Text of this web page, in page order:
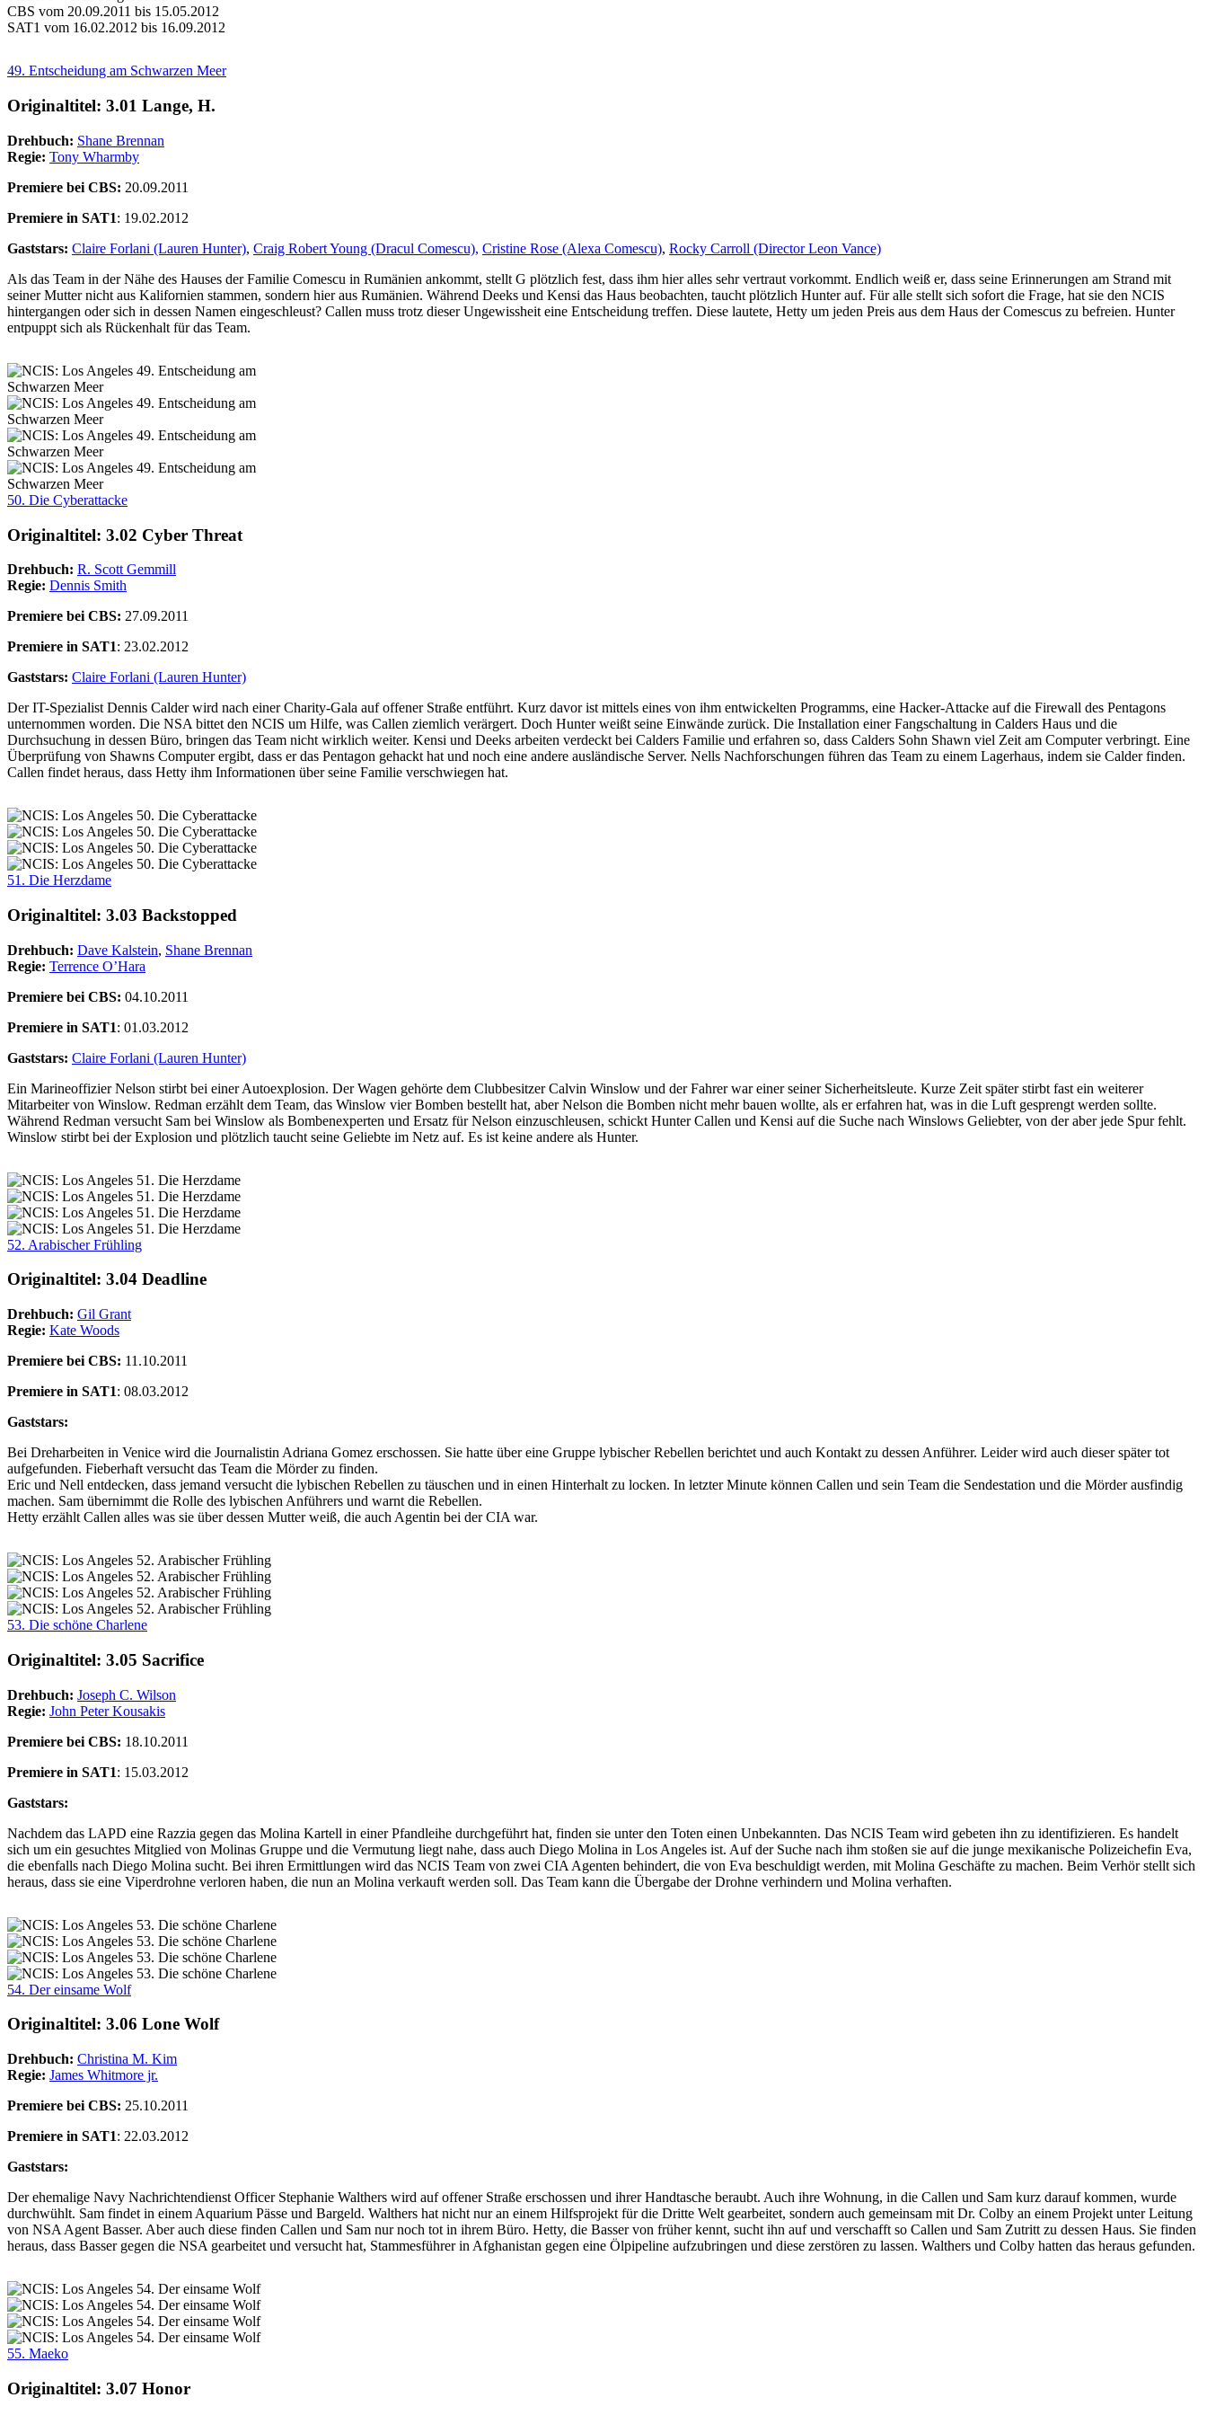
CBS vom 20.09.2011 bis 15.05.2012
SAT1 vom 16.02.2012 bis 16.09.2012
49. Entscheidung am Schwarzen Meer
Originaltitel: 3.01 Lange, H.
Drehbuch: Shane Brennan
Regie: Tony Wharmby
Premiere bei CBS: 20.09.2011
Premiere in SAT1: 19.02.2012
Gaststars: Claire Forlani (Lauren Hunter), Craig Robert Young (Dracul Comescu), Cristine Rose (Alexa Comescu), Rocky Carroll (Director Leon Vance)
Als das Team in der Nähe des Hauses der Familie Comescu in Rumänien ankommt, stellt G plötzlich fest, dass ihm hier alles sehr vertraut vorkommt. Endlich weiß er, dass seine Erinnerungen am Strand mit
seiner Mutter nicht aus Kalifornien stammen, sondern hier aus Rumänien. Während Deeks und Kensi das Haus beobachten, taucht plötzlich Hunter auf. Für alle stellt sich sofort die Frage, hat sie den NCIS
hintergangen oder sich in dessen Namen eingeschleust? Callen muss trotz dieser Ungewissheit eine Entscheidung treffen. Diese lautete, Hetty um jeden Preis aus dem Haus der Comescus zu befreien. Hunter
entpuppt sich als Rückenhalt für das Team.
50. Die Cyberattacke
Originaltitel: 3.02 Cyber Threat
Drehbuch: R. Scott Gemmill
Regie: Dennis Smith
Premiere bei CBS: 27.09.2011
Premiere in SAT1: 23.02.2012
Gaststars: Claire Forlani (Lauren Hunter)
Der IT-Spezialist Dennis Calder wird nach einer Charity-Gala auf offener Straße entführt. Kurz davor ist mittels eines von ihm entwickelten Programms, eine Hacker-Attacke auf die Firewall des Pentagons
unternommen worden. Die NSA bittet den NCIS um Hilfe, was Callen ziemlich verärgert. Doch Hunter weißt seine Einwände zurück. Die Installation einer Fangschaltung in Calders Haus und die
Durchsuchung in dessen Büro, bringen das Team nicht wirklich weiter. Kensi und Deeks arbeiten verdeckt bei Calders Familie und erfahren so, dass Calders Sohn Shawn viel Zeit am Computer verbringt. Eine
Überprüfung von Shawns Computer ergibt, dass er das Pentagon gehackt hat und noch eine andere ausländische Server. Nells Nachforschungen führen das Team zu einem Lagerhaus, indem sie Calder finden.
Callen findet heraus, dass Hetty ihm Informationen über seine Familie verschwiegen hat.
51. Die Herzdame
Originaltitel: 3.03 Backstopped
Drehbuch: Dave Kalstein, Shane Brennan
Regie: Terrence O’Hara
Premiere bei CBS: 04.10.2011
Premiere in SAT1: 01.03.2012
Gaststars: Claire Forlani (Lauren Hunter)
Ein Marineoffizier Nelson stirbt bei einer Autoexplosion. Der Wagen gehörte dem Clubbesitzer Calvin Winslow und der Fahrer war einer seiner Sicherheitsleute. Kurze Zeit später stirbt fast ein weiterer
Mitarbeiter von Winslow. Redman erzählt dem Team, das Winslow vier Bomben bestellt hat, aber Nelson die Bomben nicht mehr bauen wollte, als er erfahren hat, was in die Luft gesprengt werden sollte.
Während Redman versucht Sam bei Winslow als Bombenexperten und Ersatz für Nelson einzuschleusen, schickt Hunter Callen und Kensi auf die Suche nach Winslows Geliebter, von der aber jede Spur fehlt.
Winslow stirbt bei der Explosion und plötzlich taucht seine Geliebte im Netz auf. Es ist keine andere als Hunter.
52. Arabischer Frühling
Originaltitel: 3.04 Deadline
Drehbuch: Gil Grant
Regie: Kate Woods
Premiere bei CBS: 11.10.2011
Premiere in SAT1: 08.03.2012
Gaststars:
Bei Dreharbeiten in Venice wird die Journalistin Adriana Gomez erschossen. Sie hatte über eine Gruppe lybischer Rebellen berichtet und auch Kontakt zu dessen Anführer. Leider wird auch dieser später tot
aufgefunden. Fieberhaft versucht das Team die Mörder zu finden.
Eric und Nell entdecken, dass jemand versucht die lybischen Rebellen zu täuschen und in einen Hinterhalt zu locken. In letzter Minute können Callen und sein Team die Sendestation und die Mörder ausfindig
machen. Sam übernimmt die Rolle des lybischen Anführers und warnt die Rebellen.
Hetty erzählt Callen alles was sie über dessen Mutter weiß, die auch Agentin bei der CIA war.
53. Die schöne Charlene
Originaltitel: 3.05 Sacrifice
Drehbuch: Joseph C. Wilson
Regie: John Peter Kousakis
Premiere bei CBS: 18.10.2011
Premiere in SAT1: 15.03.2012
Gaststars:
Nachdem das LAPD eine Razzia gegen das Molina Kartell in einer Pfandleihe durchgeführt hat, finden sie unter den Toten einen Unbekannten. Das NCIS Team wird gebeten ihn zu identifizieren. Es handelt
sich um ein gesuchtes Mitglied von Molinas Gruppe und die Vermutung liegt nahe, dass auch Diego Molina in Los Angeles ist. Auf der Suche nach ihm stoßen sie auf die junge mexikanische Polizeichefin Eva,
die ebenfalls nach Diego Molina sucht. Bei ihren Ermittlungen wird das NCIS Team von zwei CIA Agenten behindert, die von Eva beschuldigt werden, mit Molina Geschäfte zu machen. Beim Verhör stellt sich
heraus, dass sie eine Viperdrohne verloren haben, die nun an Molina verkauft werden soll. Das Team kann die Übergabe der Drohne verhindern und Molina verhaften.
54. Der einsame Wolf
Originaltitel: 3.06 Lone Wolf
Drehbuch: Christina M. Kim
Regie: James Whitmore jr.
Premiere bei CBS: 25.10.2011
Premiere in SAT1: 22.03.2012
Gaststars:
Der ehemalige Navy Nachrichtendienst Officer Stephanie Walthers wird auf offener Straße erschossen und ihrer Handtasche beraubt. Auch ihre Wohnung, in die Callen und Sam kurz darauf kommen, wurde
durchwühlt. Sam findet in einem Aquarium Pässe und Bargeld. Walthers hat nicht nur an einem Hilfsprojekt für die Dritte Welt gearbeitet, sondern auch gemeinsam mit Dr. Colby an einem Projekt unter Leitung
von NSA Agent Basser. Aber auch diese finden Callen und Sam nur noch tot in ihrem Büro. Hetty, die Basser von früher kennt, sucht ihn auf und verschafft so Callen und Sam Zutritt zu dessen Haus. Sie finden
heraus, dass Basser gegen die NSA gearbeitet und versucht hat, Stammesführer in Afghanistan gegen eine Ölpipeline aufzubringen und diese zerstören zu lassen. Walthers und Colby hatten das heraus gefunden.
55. Maeko
Originaltitel: 3.07 Honor